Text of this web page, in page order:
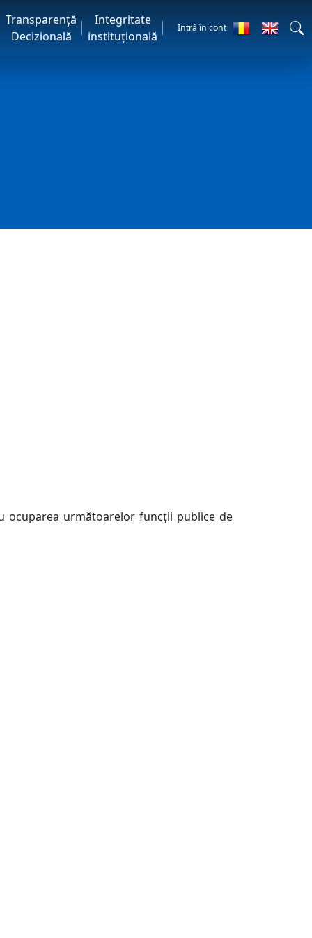
Transparență
Decizională
Integritate
instituțională
Intră în cont
ocuparea următoarelor funcţii publice de